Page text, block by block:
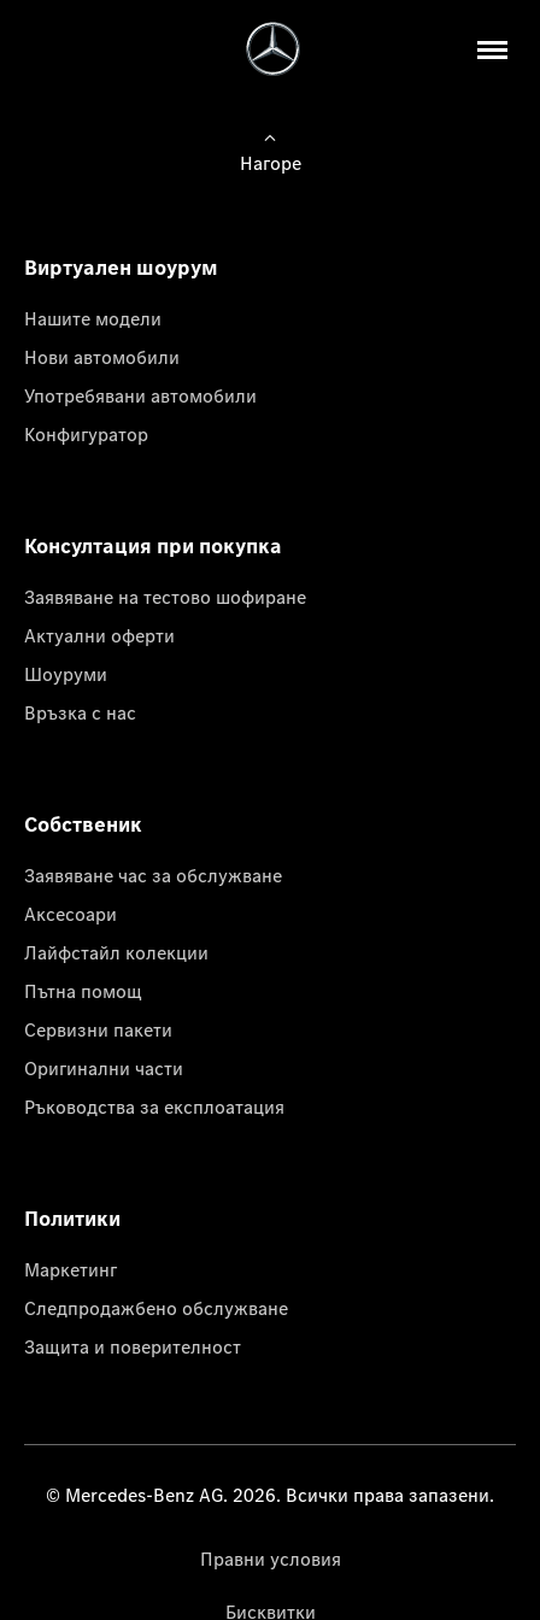
Нагоре
Виртуален шоурум
Нашите модели
Нови автомобили
Употребявани автомобили
Конфигуратор
Консултация при покупка
Заявяване на тестово шофиране
Актуални оферти
Шоуруми
Връзка с нас
Собственик
Заявяване час за обслужване
Аксесоари
Лайфстайл колекции
Пътна помощ
Сервизни пакети
Оригинални части
Ръководства за експлоатация
Политики
Маркетинг
Следпродажбено обслужване
Защита и поверителност
© Mercedes-Benz AG. 2026. Всички права запазени.
Правни условия
Бисквитки